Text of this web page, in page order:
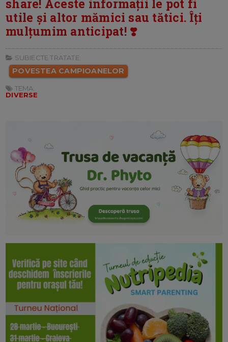
share! Aceste informații le pot fi
utile și altor mămici sau tătici. Îți
mulțumim anticipat! ❣️
SUBIECTE TRATATE:
POVESTEA CAMPIOANELOR
TEMA:
DIVERSE